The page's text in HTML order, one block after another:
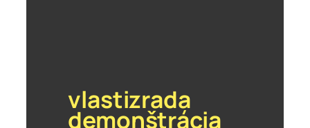
vlastizrada
demonštrácia